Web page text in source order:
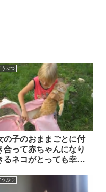
うぶつ
の子のおままごとに付
合って赤ちゃんになり
るネコがとっても幸せ
うぶつ